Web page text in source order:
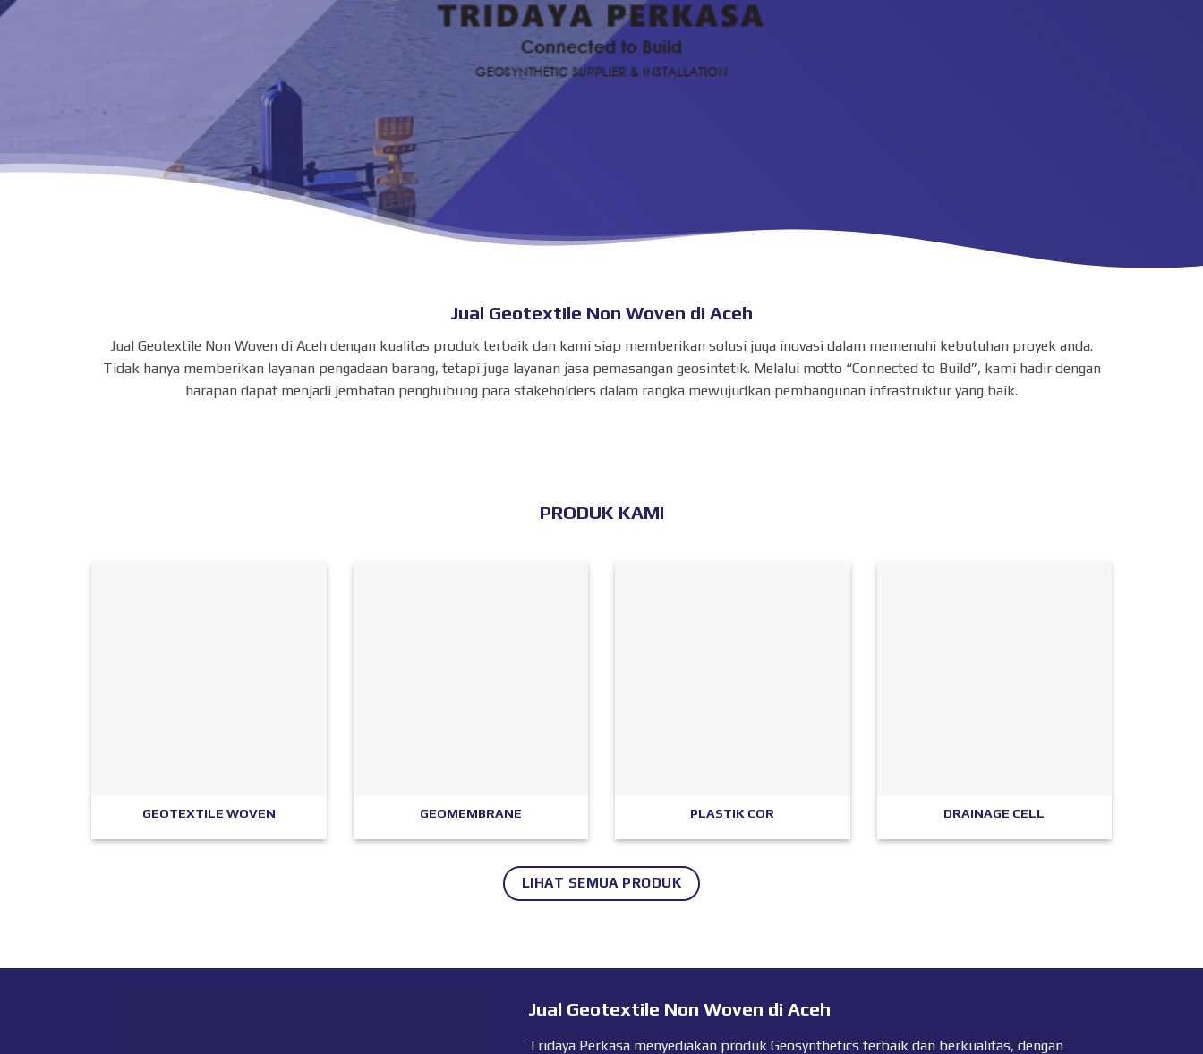
Jual Geotextile Non Woven di Aceh
Jual Geotextile Non Woven di Aceh dengan kualitas produk terbaik dan kami siap memberikan solusi juga inovasi dalam memenuhi kebutuhan proyek anda.
Tidak hanya memberikan layanan pengadaan barang, tetapi juga layanan jasa pemasangan geosintetik. Melalui motto “Connected to Build”, kami hadir dengan
harapan dapat menjadi jembatan penghubung para stakeholders dalam rangka mewujudkan pembangunan infrastruktur yang baik.
PRODUK KAMI
GEOTEXTILE WOVEN GEOMEMBRANE PLASTIK COR DRAINAGE CELL
LIHAT SEMUA PRODUK
Jual Geotextile Non Woven di Aceh
Tridaya Perkasa menyediakan produk Geosynthetics terbaik dan berkualitas, dengan